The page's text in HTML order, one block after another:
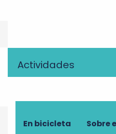
Actividades
En bicicleta Sobre